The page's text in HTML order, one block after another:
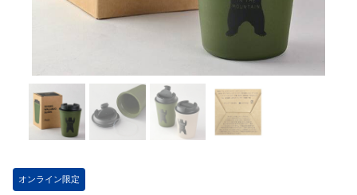
オンライン限定